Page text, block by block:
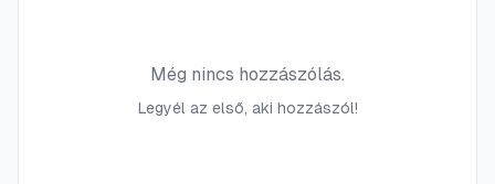
Még nincs hozzászólás.
Legyél az első, aki hozzászól!